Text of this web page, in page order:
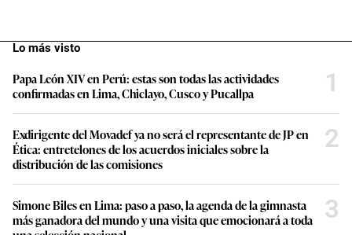
Lo más visto
Papa León XIV en Perú: estas son todas las actividades
confirmadas en Lima, Chiclayo, Cusco y Pucallpa
1
Exdirigente del Movadef ya no será el representante de JP en
Ética: entretelones de los acuerdos iniciales sobre la
distribución de las comisiones
2
Simone Biles en Lima: paso a paso, la agenda de la gimnasta
más ganadora del mundo y una visita que emocionará a toda
3